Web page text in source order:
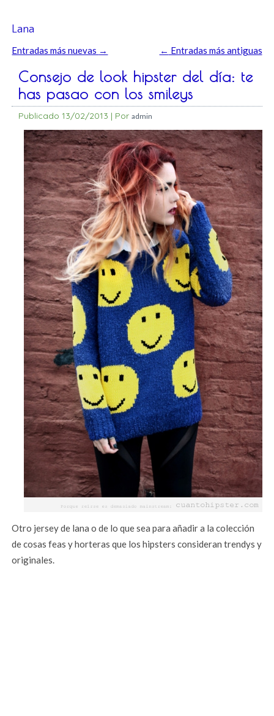
Lana
Entradas más nuevas → ← Entradas más antiguas
Consejo de look hipster del día: te
has pasao con los smileys
Publicado 13/02/2013 | Por admin
Otro jersey de lana o de lo que sea para añadir a la colección
de cosas feas y horteras que los hipsters consideran trendys y
originales.